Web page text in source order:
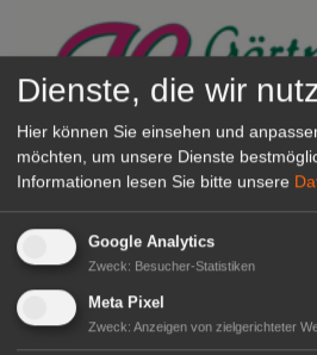
Gärtnerei Hanns
Logistikhalle
zur Stellenanzeige
Dienste, die wir
Hier können Sie einsehen und
möchten, um unsere Dienste
Informationen lesen Sie bitte unsere
Google Analytics
Zweck: Besucher-Statistiken
Meta Pixel
Zweck: Anzeigen von zielgerichteter